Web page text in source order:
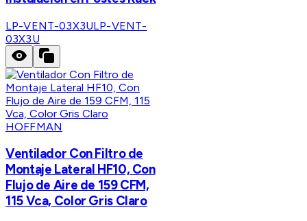
LP-VENT-03X3ULP-VENT-
03X3U
HOFFMAN
Ventilador Con Filtro de
Montaje Lateral HF10, Con
Flujo de Aire de 159 CFM,
115 Vca, Color Gris Claro